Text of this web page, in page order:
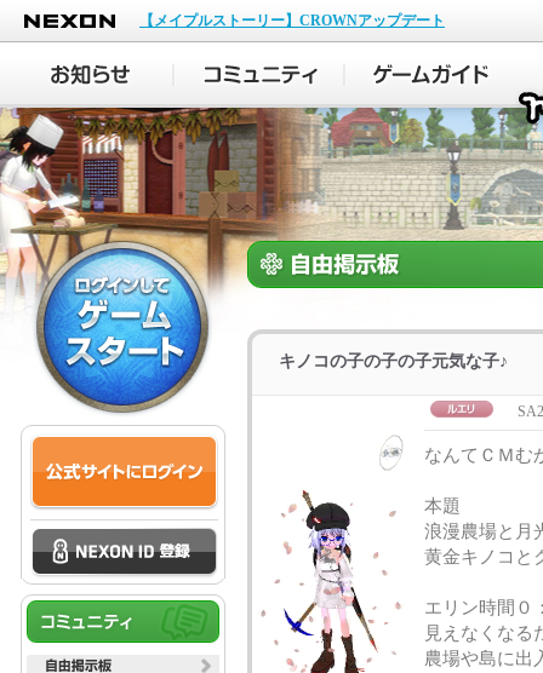
NEXON
【メイプルストーリー】CROWNアップデート
キノコの子の子の子元気な子♪
なんてＣＭむ
本題
浪漫農場と月
黄金キノコと
エリン時間０
見えなくなる
農場や島に出